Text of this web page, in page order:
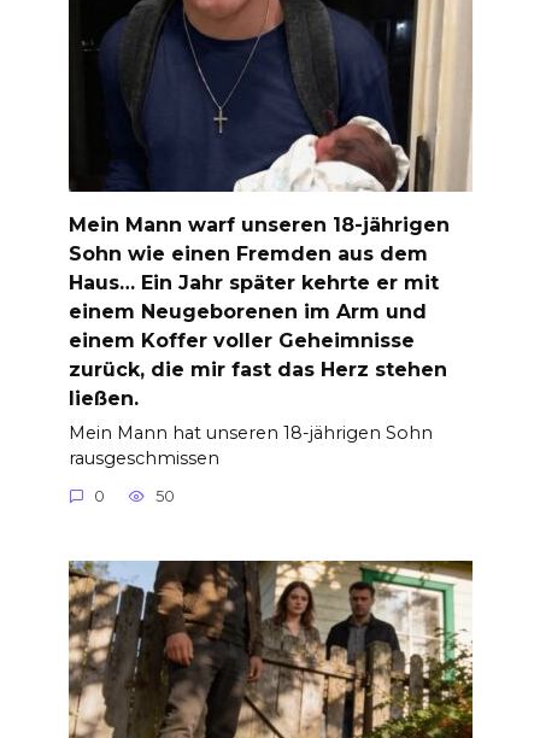
Mein Mann warf unseren 18-jährigen
Sohn wie einen Fremden aus dem
Haus… Ein Jahr später kehrte er mit
einem Neugeborenen im Arm und
einem Koffer voller Geheimnisse
zurück, die mir fast das Herz stehen
ließen.
Mein Mann hat unseren 18-jährigen Sohn
rausgeschmissen
0 50